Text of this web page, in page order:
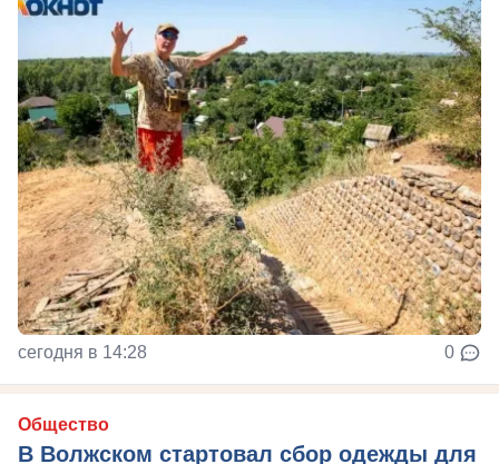
сегодня в 14:28 0
Общество
В Волжском стартовал сбор одежды для